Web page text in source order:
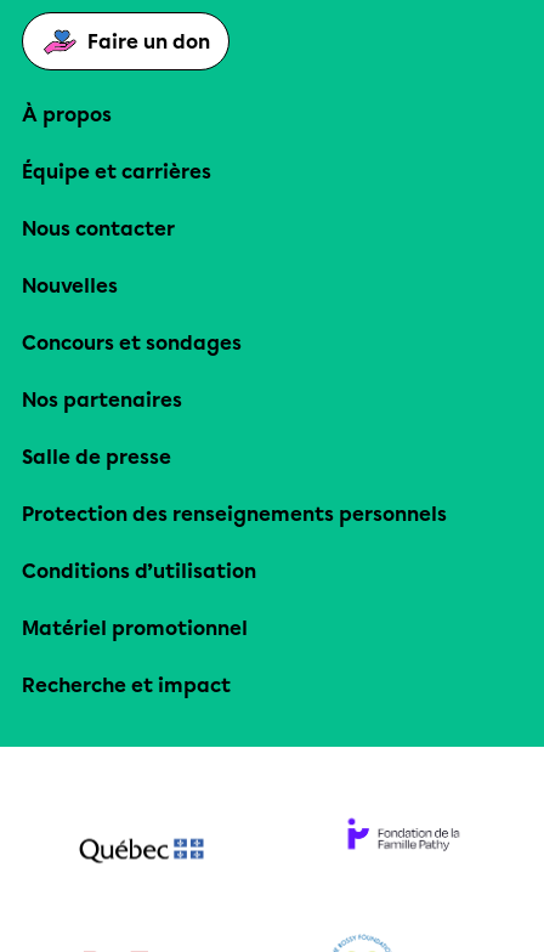
Faire un don
À propos
Équipe et carrières
Nous contacter
Nouvelles
Concours et sondages
Nos partenaires
Salle de presse
Protection des renseignements personnels
Conditions d’utilisation
Matériel promotionnel
Recherche et impact